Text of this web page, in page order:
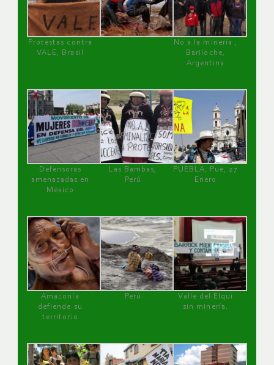
Protestas contra
VALE, Brasil
No a la minería ,
Bariloche,
Argentina
Defensoras
amenazadas en
México
Las Bambas,
Perú
PUEBLA, Pue, 27
Enero
Amazonía
defiende su
territorio
Perú
Valle del Elqui
sin minería.